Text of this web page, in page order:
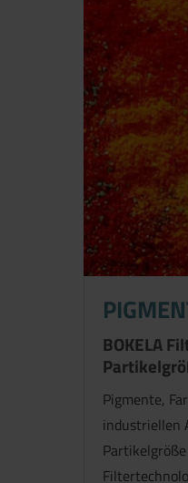
BOKELA
Pigmente,
industriellen